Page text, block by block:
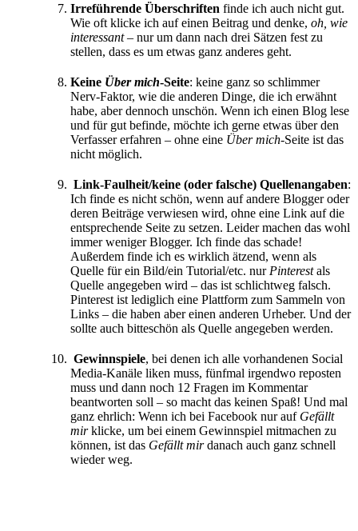
Irreführende Überschriften finde ich auch nicht gut.
Wie oft klicke ich auf einen Beitrag und denke, oh, wie
interessant– nur um dann nach drei Sätzen fest zu
stellen, dass es um etwas ganz anderes geht.
Keine Über mich-Seite: keine ganz so schlimmer
Nerv-Faktor, wie die anderen Dinge, die ich erwähnt
habe, aber dennoch unschön. Wenn ich einen Blog lese
und für gut befinde, möchte ich gerne etwas über den
Verfasser erfahren – ohne eine Über mich-Seite ist das
nicht möglich.
Link-Faulheit/keine (oder falsche) Quellenangaben:
Ich finde es nicht schön, wenn auf andere Blogger oder
deren Beiträge verwiesen wird, ohne eine Link auf die
entsprechende Seite zu setzen. Leider machen das wohl
immer weniger Blogger. Ich finde das schade!
Außerdem finde ich es wirklich ätzend, wenn als
Quelle für ein Bild/ein Tutorial/etc. nur Pinterestals
Quelle angegeben wird – das ist schlichtweg falsch.
Pinterest ist lediglich eine Plattform zum Sammeln von
Links – die haben aber einen anderen Urheber. Und der
sollte auch bitteschön als Quelle angegeben werden.
Gewinnspiele, bei denen ich alle vorhandenen Social
Media-Kanäle liken muss, fünfmal irgendwo reposten
muss und dann noch 12 Fragen im Kommentar
beantworten soll – so macht das keinen Spaß! Und mal
ganz ehrlich: Wenn ich bei Facebook nur auf Gefällt
mirklicke, um bei einem Gewinnspiel mitmachen zu
können, ist das Gefällt mirdanach auch ganz schnell
wieder weg.